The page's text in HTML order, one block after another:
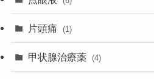
片頭痛 (1)
甲状腺治療薬 (4)